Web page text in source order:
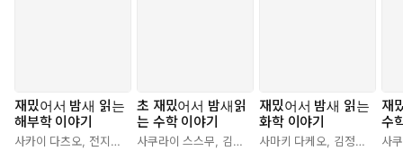
재밌어서 밤새 읽는
해부학 이야기
사카이 다츠오 전지혜 박경한
초 재밌어서 밤새읽
는 수학 이야기
사쿠라이 스스무 김정환 ,계영희
재밌어서 밤새 읽는
화학 이야기
사마키 다케오 김정환 황영
재
수
사